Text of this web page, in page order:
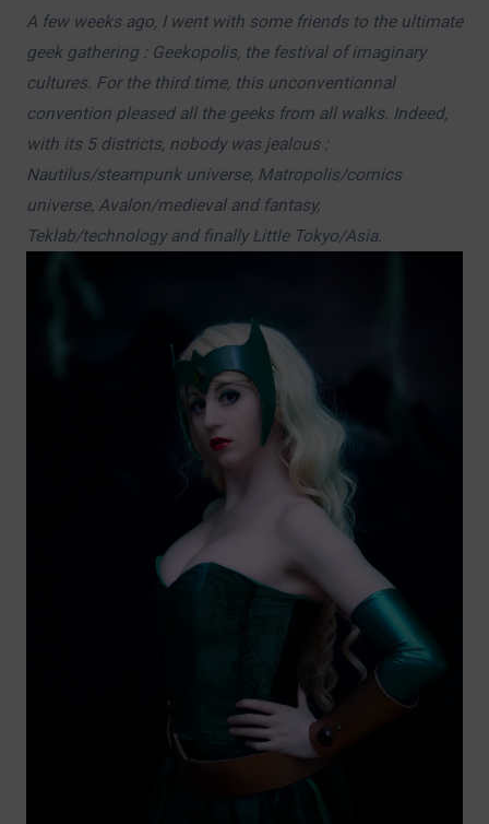
A few weeks ago, I went with some friends to the ultimate
geek gathering : Geekopolis, the festival of imaginary
cultures. For the third time, this unconventionnal
convention pleased all the geeks from all walks. Indeed,
with its 5 districts, nobody was jealous :
Nautilus/steampunk universe, Matropolis/comics
universe, Avalon/medieval and fantasy,
Teklab/technology and finally Little Tokyo/Asia.